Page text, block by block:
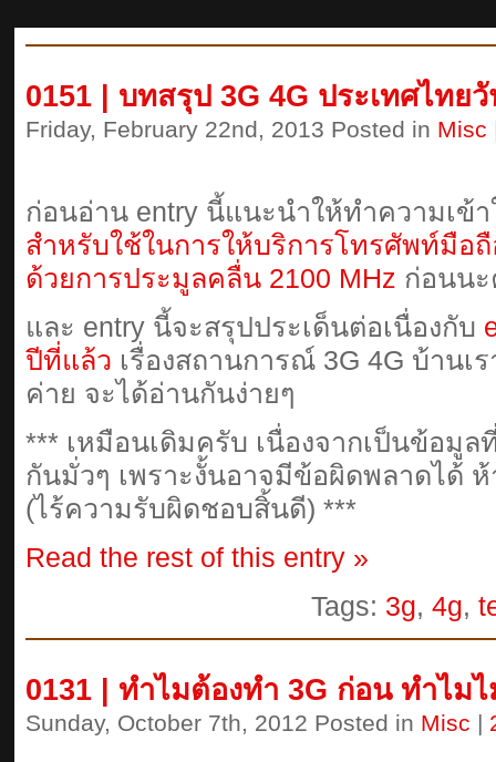
0151 | บทสรุป 3G 4G ประเทศไทย
Friday, February 22nd, 2013 Posted in Misc
ก่อนอ่าน entry นี้แนะนำให้ทำความเข้า
สำหรับใช้ในการให้บริการโทรศัพท์มือ
ด้วยการประมูลคลื่น 2100 MHz ก่อนน
และ entry นี้จะสรุปประเด็นต่อเนื่องกับ
ปีที่แล้ว เรื่องสถานการณ์ 3G 4G บ้าน
ค่าย จะได้อ่านกันง่ายๆ
*** เหมือนเดิมครับ เนื่องจากเป็นข้อมู
กันมั่วๆ เพราะงั้นอาจมีข้อผิดพลาดได้
(ไร้ความรับผิดชอบสิ้นดี) ***
Read the rest of this entry »
Tags: 3g, 4g,
0131 | ทำไมต้องทำ 3G ก่อน ทำไม
Sunday, October 7th, 2012 Posted in Misc |